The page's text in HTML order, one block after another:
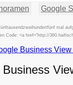
Google
mal
Code: <a href="http://
Business